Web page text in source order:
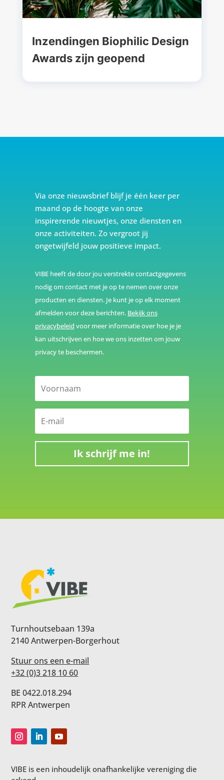
Inzendingen Biophilic Design
Awards zijn geopend
Via onze nieuwsbrief blijf je één keer per
maand op de hoogte van onze
inspirerende nieuwtjes, onze diensten en
onze activiteiten. Zo vergroot jij
ongetwijfeld jouw positieve impact.
VIBE heeft de door jou verstrekte contactgegevens
nodig om contact met je op te nemen over onze
producten en diensten. Je kunt je op elk moment
afmelden voor deze berichten. Bekijk ons
privacybeleid voor meer informatie over hoe je je
kan uitschrijven en hoe we ons inzetten om jouw
privacy te beschermen.
Ik schrijf me in!
Turnhoutsebaan 139a
2140 Antwerpen-Borgerhout
Stuur ons een e-mail
+32 (0)3 218 10 60
BE 0422.018.294
RPR Antwerpen
VIBE is een inhoudelijk onafhankelijke vereniging die